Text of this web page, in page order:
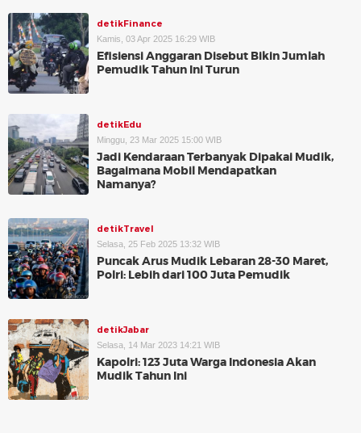
detikFinance
Kamis, 03 Apr 2025 16:29 WIB
Efisiensi Anggaran Disebut Bikin Jumlah
Pemudik Tahun Ini Turun
detikEdu
Minggu, 23 Mar 2025 15:00 WIB
Jadi Kendaraan Terbanyak Dipakai Mudik,
Bagaimana Mobil Mendapatkan
Namanya?
detikTravel
Selasa, 25 Feb 2025 13:32 WIB
Puncak Arus Mudik Lebaran 28-30 Maret,
Polri: Lebih dari 100 Juta Pemudik
detikJabar
Selasa, 14 Mar 2023 14:21 WIB
Kapolri: 123 Juta Warga Indonesia Akan
Mudik Tahun Ini